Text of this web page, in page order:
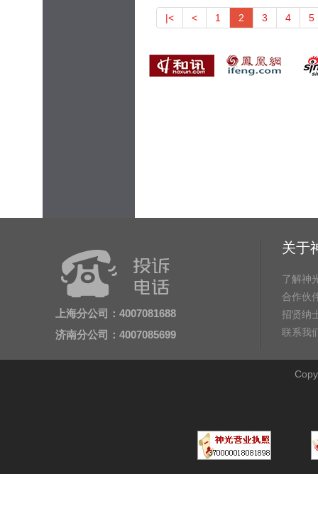
|< < 1 2 3 4 5
上海分公司：4007081688
济南分公司：4007085699
关于
了解神
合作伙
招贤纳
联系我